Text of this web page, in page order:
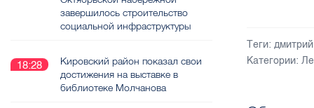
Теги:
Категории:
завершилось строительство
социальной инфраструктуры
18:28
Кировский район показал свои
достижения на выставке в
библиотеке Молчанова